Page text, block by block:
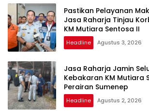
Pastikan Pelayanan
Jasa Raharja Tinjau
KM Mutiara Sentosa II
Headline Agustus 3, 2026
Jasa Raharja Jamin
Kebakaran KM Mutiara
Perairan Sumenep
Headline Agustus 2, 2026